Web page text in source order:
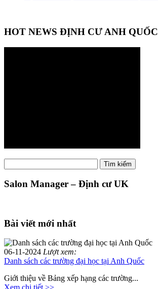
HOT NEWS ĐỊNH CƯ ANH QUỐC
kiếm:
Tìm kiếm
Salon Manager – Định cư UK
Bài viết mới nhất
06-11-2024 Lượt xem:
Danh sách các trường đại học tại Anh Quốc
Giới thiệu về Bảng xếp hạng các trường...